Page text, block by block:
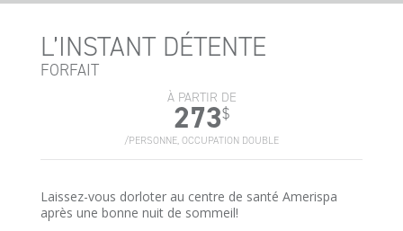
L’INSTANT DÉTENTE
FORFAIT
À PARTIR DE
273$
/PERSONNE, OCCUPATION DOUBLE
Laissez-vous dorloter au centre de santé Amerispa
après une bonne nuit de sommeil!